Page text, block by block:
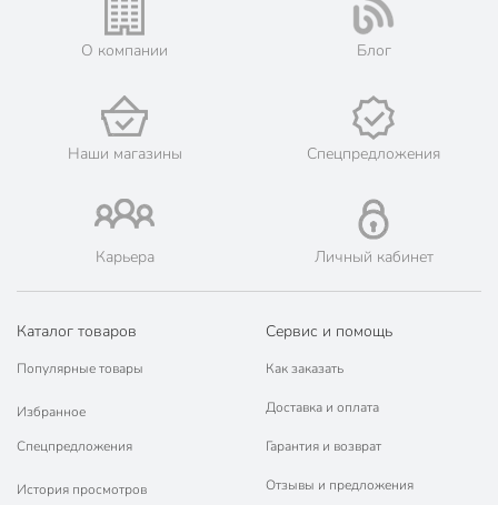
О компании Блог
Наши магазины Спецпредложения
Карьера Личный кабинет
Каталог товаров
Популярные товары
Избранное
Спецпредложения
История просмотров
Сервис и помощь
Как заказать
Доставка и оплата
Гарантия и возврат
Отзывы и предложения